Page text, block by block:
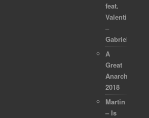
feat.
Valentina
–
Gabriel
A
Great
Anarchapulco
2018
Martin
– Is